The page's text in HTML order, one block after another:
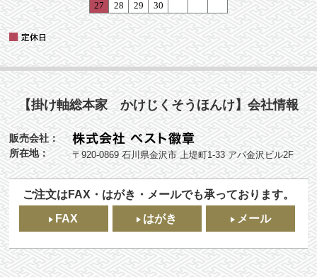
【掛け軸総本家 かけじくそうほんけ】会社情報
販売会社：
所在地：
〒920-0869 石川県金沢市 上堤町1-33 アパ金沢ビル2F
ご注文はFAX・はがき・メールでも承っております。
FAX
はがき メール